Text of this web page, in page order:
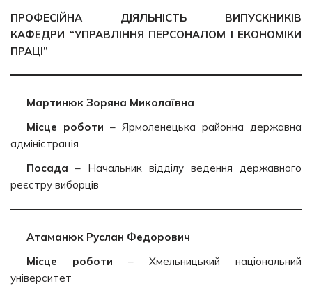
ПРОФЕСІЙНА ДІЯЛЬНІСТЬ ВИПУСКНИКІВ
КАФЕДРИ “УПРАВЛІННЯ ПЕРСОНАЛОМ І ЕКОНОМІКИ
ПРАЦІ”
Мартинюк Зоряна Миколаївна
Місце роботи – Ярмоленецька районна державна
адміністрація
Посада – Начальник відділу ведення державного
реєстру виборців
Атаманюк Руслан Федорович
Місце роботи – Хмельницький національний
університет